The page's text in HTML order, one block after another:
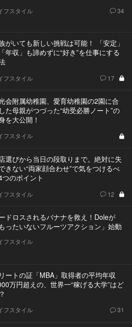
フスタイル 34
がいても新しい挑戦は可能！ 「安定」
年収」も諦めずに“好き”を仕事にする
フスタイル 17
会附属幼稚園、愛育幼稚園の2園に合
た母親がつづった“幼受必勝ノート”の
を大公開！
フスタイル
選びから当日の段取りまで。絶対に失
きない“両家顔合わせ”で気をつけるべ
つのポイント
フスタイル 12
ドロスされるバナナを救え！Doleが
もったいないフルーツアクション」始動
フスタイル
ートの証「MBA」取得者の平均年収
万円超えの、世界一“稼げる大学”はど
フスタイル 31